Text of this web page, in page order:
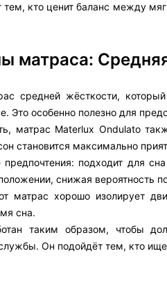
тем, кто ценит баланс между
матраса:
средней жёсткости, который
Это особенно полезно для
матрас Materlux Ondulato
становится максимально
подходит для
снижая вероятность
матрас хорошо изолирует
сна.
таким образом, чтобы
Он подойдёт тем, кто